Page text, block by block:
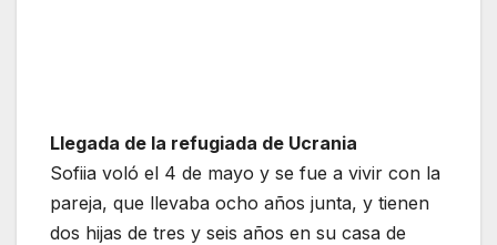
Llegada de la refugiada de Ucrania
Sofiia voló el 4 de mayo y se fue a vivir con la
pareja, que llevaba ocho años junta, y tienen
dos hijas de tres y seis años en su casa de